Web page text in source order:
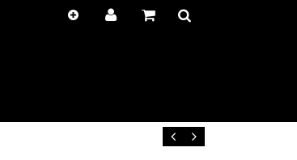
Kunden-
Positionen
anzeigen
ZurückVor